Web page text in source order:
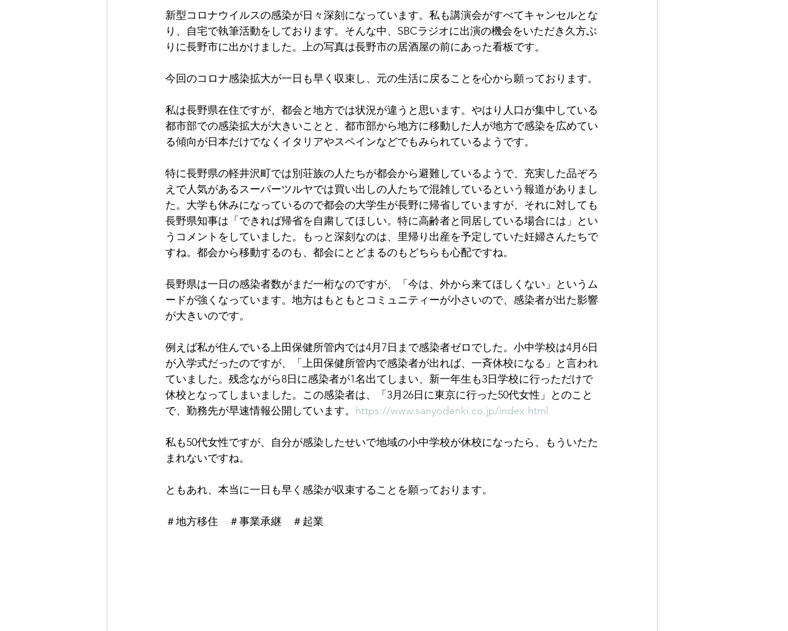
新型コロナウイルスの感染が日々深刻になっています。私も講演会がすべてキャンセルとな
り、自宅で執筆活動をしております。そんな中、SBCラジオに出演の機会をいただき久方ぶ
りに長野市に出かけました。上の写真は長野市の居酒屋の前にあった看板です。
今回のコロナ感染拡大が一日も早く収束し、元の生活に戻ることを心から願っております。
私は長野県在住ですが、都会と地方では状況が違うと思います。やはり人口が集中している
都市部での感染拡大が大きいことと、都市部から地方に移動した人が地方で感染を広めてい
る傾向が日本だけでなくイタリアやスペインなどでもみられているようです。
特に長野県の軽井沢町では別荘族の人たちが都会から避難しているようで、充実した品ぞろ
えで人気があるスーパーツルヤでは買い出しの人たちで混雑しているという報道がありまし
た。大学も休みになっているので都会の大学生が長野に帰省していますが、それに対しても
長野県知事は「できれば帰省を自粛してほしい。特に高齢者と同居している場合には」とい
うコメントをしていました。もっと深刻なのは、里帰り出産を予定していた妊婦さんたちで
すね。都会から移動するのも、都会にとどまるのもどちらも心配ですね。
長野県は一日の感染者数がまだ一桁なのですが、「今は、外から来てほしくない」というム
ードが強くなっています。地方はもともとコミュニティーが小さいので、感染者が出た影響
が大きいのです。
例えば私が住んでいる上田保健所管内では4月7日まで感染者ゼロでした。小中学校は4月6日
が入学式だったのですが、「上田保健所管内で感染者が出れば、一斉休校になる」と言われ
ていました。残念ながら8日に感染者が1名出てしまい、新一年生も3日学校に行っただけで
休校となってしまいました。この感染者は、「3月26日に東京に行った50代女性」とのこと
で、勤務先が早速情報公開しています。 https://www.sanyodenki.co.jp/index.html
私も50代女性ですが、自分が感染したせいで地域の小中学校が休校になったら、もういたた
まれないですね。
ともあれ、本当に一日も早く感染が収束することを願っております。
＃地方移住　＃事業承継　＃起業